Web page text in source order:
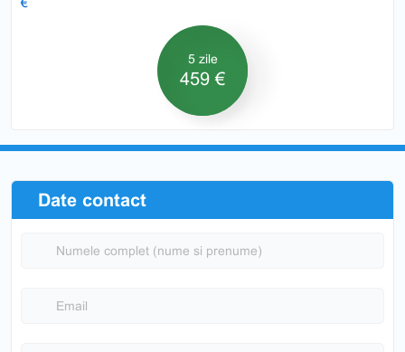
5 zile
459 €
Date contact
Numele complet (nume si prenume)
Email